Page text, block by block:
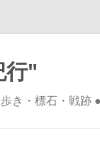
行"
き・標石・戦跡